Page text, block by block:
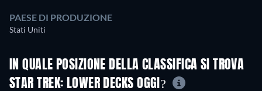
PAESE DI PRODUZIONE
Stati Uniti
IN QUALE POSIZIONE DELLA CLASSIFICA SI TROVA
STAR TREK: LOWER DECKS OGGI?